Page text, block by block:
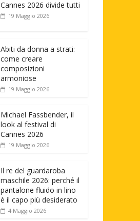
Cannes 2026 divide tutti
19 Maggio 2026
Abiti da donna a strati:
come creare
composizioni
armoniose
19 Maggio 2026
Michael Fassbender, il
look al festival di
Cannes 2026
19 Maggio 2026
Il re del guardaroba
maschile 2026: perché il
pantalone fluido in lino
è il capo più desiderato
4 Maggio 2026